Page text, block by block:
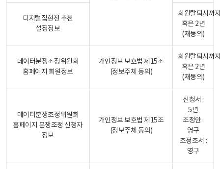
디지털집현전 추천
설정정보
회원탈퇴시까
혹은 2년
(재동의)
데이터분쟁조정위원회
홈페이지 회원정보
개인정보 보호법 제15조
(정보주체 동의)
회원탈퇴시까
혹은 2년
(재동의)
데이터분쟁조정위원회
홈페이지 분쟁조정 신청자
정보
개인정보 보호법 제15조
(정보주체 동의)
신청서 :
5년
조정안 :
영구
조정조서 :
영구